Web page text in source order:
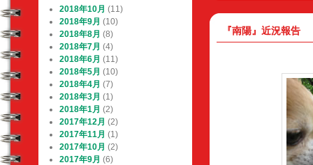
『南陽』近況報告
2018年10月 (11)
2018年9月 (10)
2018年8月 (8)
2018年7月 (4)
2018年6月 (11)
2018年5月 (10)
2018年4月 (7)
2018年3月 (1)
2018年1月 (2)
2017年12月 (2)
2017年11月 (1)
2017年10月 (2)
2017年9月 (6)